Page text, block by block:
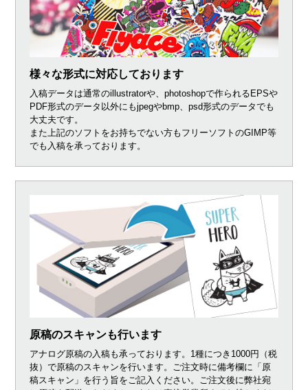
様々な形式に対応しております
入稿データは通常のillustratorや、photoshopで作られるEPSや
PDF形式のデータ以外にもjpegやbmp、psd形式のデータでも
大丈夫です。
また上記のソフトをお持ちでない方もフリーソフトのGIMP等
でも入稿を承っております。
原稿のスキャンも行います
アナログ原稿の入稿も承っております。1種につき1000円（税
抜）で原稿のスキャンを行います。ご注文時に備考欄に「原
稿スキャン」を行う旨をご記入ください。ご注文後に弊社宛